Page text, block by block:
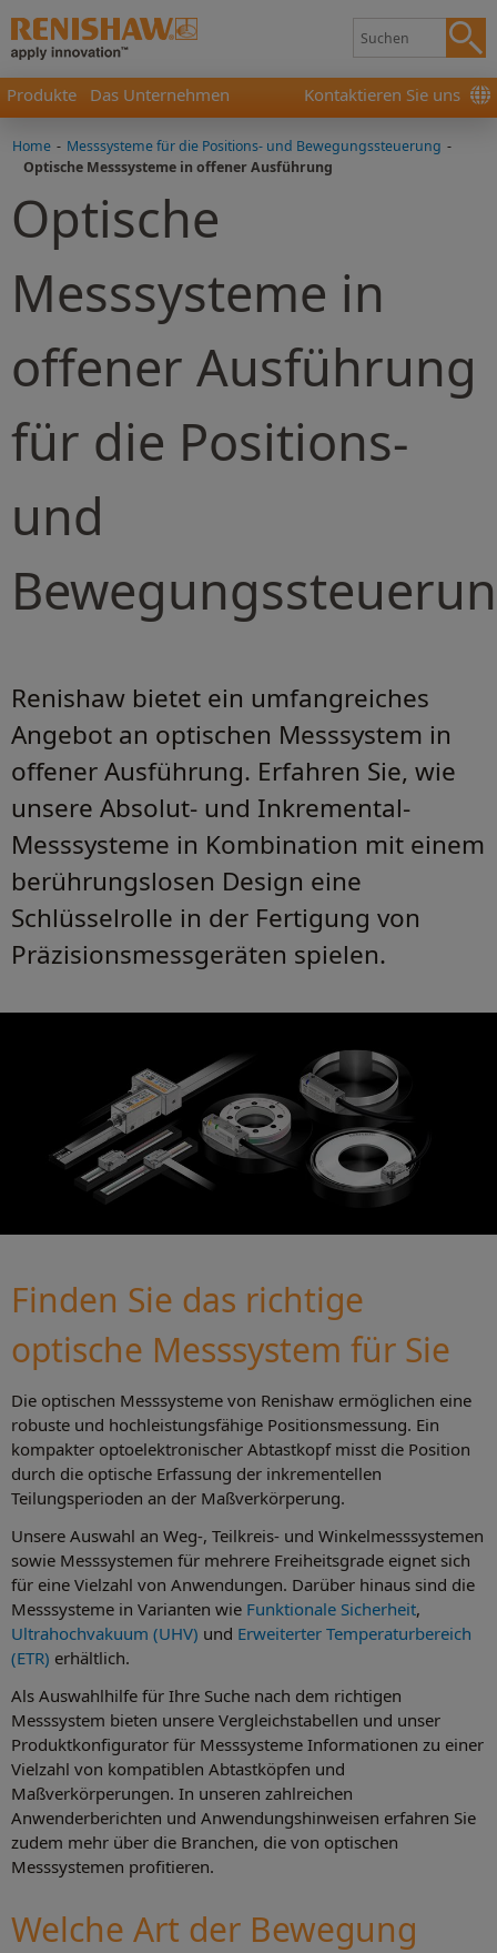
Produkte Das Unternehmen Kontaktieren Sie uns
Home - Messsysteme für die Positions- und Bewegungssteuerung -
Optische Messsysteme in offener Ausführung
Optische
Messsysteme in
offener Ausführung
für die Positions-
und
Renishaw bietet ein umfangreiches
Angebot an optischen Messsystem in
offener Ausführung. Erfahren Sie, wie
unsere Absolut- und Inkremental-
Messsysteme in Kombination mit einem
berührungslosen Design eine
Schlüsselrolle in der Fertigung von
Präzisionsmessgeräten spielen.
Finden Sie das richtige
optische Messsystem für Sie
Die optischen Messsysteme von Renishaw ermöglichen eine
robuste und hochleistungsfähige Positionsmessung. Ein
kompakter optoelektronischer Abtastkopf misst die Position
durch die optische Erfassung der inkrementellen
Teilungsperioden an der Maßverkörperung.
Unsere Auswahl an Weg-, Teilkreis- und Winkelmesssystemen
sowie Messsystemen für mehrere Freiheitsgrade eignet sich
für eine Vielzahl von Anwendungen. Darüber hinaus sind die
Messsysteme in Varianten wie Funktionale Sicherheit,
Ultrahochvakuum (UHV) und Erweiterter Temperaturbereich
(ETR) erhältlich.
Als Auswahlhilfe für Ihre Suche nach dem richtigen
Messsystem bieten unsere Vergleichstabellen und unser
Produktkonfigurator für Messsysteme Informationen zu einer
Vielzahl von kompatiblen Abtastköpfen und
Maßverkörperungen. In unseren zahlreichen
Anwenderberichten und Anwendungshinweisen erfahren Sie
zudem mehr über die Branchen, die von optischen
Messsystemen profitieren.
Welche Art der Bewegung